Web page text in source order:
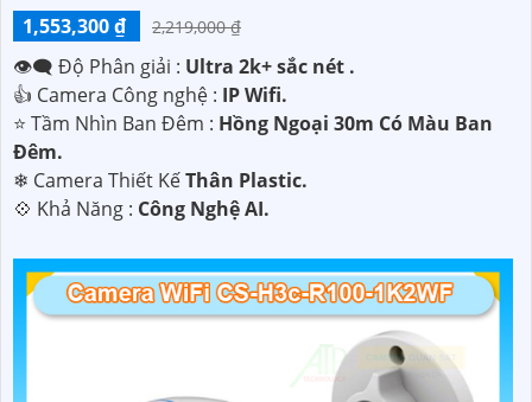
1,553,300 ₫
2,219,000 ₫
👁️‍🗨 Độ Phân giải : Ultra 2k+ sắc nét .
👍 Camera Công nghệ : IP Wifi.
⭐ Tầm Nhìn Ban Đêm : Hồng Ngoại 30m Có Màu Ban
Ðêm.
❄ Camera Thiết KếThân Plastic.
️💠 Khả Năng : Công Nghệ AI.